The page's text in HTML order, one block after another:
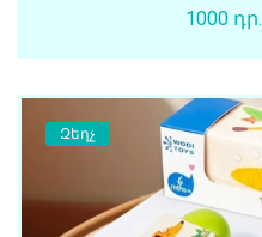
1000 դր.
Զեղչ